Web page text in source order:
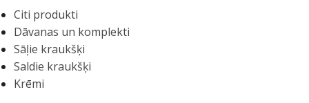
Citi produkti
Dāvanas un komplekti
Sāļie kraukšķi
Saldie kraukšķi
Krēmi